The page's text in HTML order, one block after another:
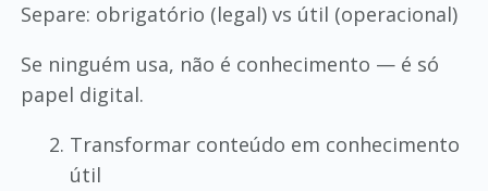
Separe: obrigatório (legal) vs útil (operacional)
Se ninguém usa, não é conhecimento — é só
papel digital.
Transformar conteúdo em conhecimento
útil